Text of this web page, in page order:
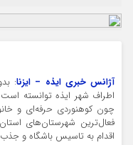
آژانس خبری ایذه – ایزنا:
اطراف شهر ایذه توانسته
چون کوهنوردی حرفه‌ای و
فعال‌ترین شهرستان‌های
اقدام به تاسیس باشگاه و